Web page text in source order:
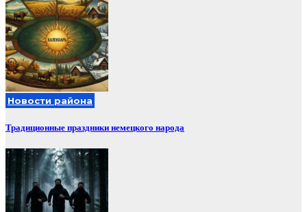
Новости района
Традиционные праздники немецкого народа